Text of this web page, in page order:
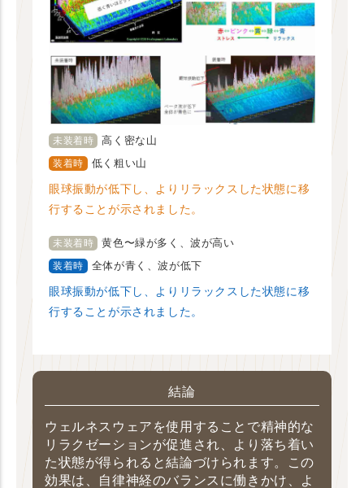
未装着時 高く密な山
装着時 低く粗い山
眼球振動が低下し、よりリラックスした状態に移
行することが示されました。
未装着時 黄色〜緑が多く、波が高い
装着時 全体が青く、波が低下
眼球振動が低下し、よりリラックスした状態に移
行することが示されました。
結論
ウェルネスウェアを使用することで精神的な
リラクゼーションが促進され、より落ち着い
た状態が得られると結論づけられます。この
効果は、自律神経のバランスに働きかけ、よ